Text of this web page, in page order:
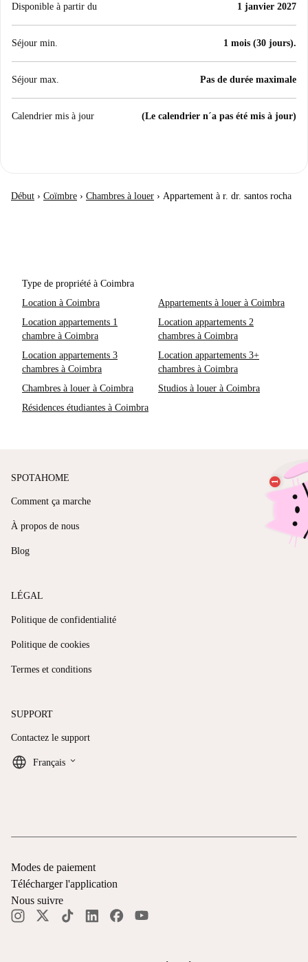
Disponible à partir du 1 janvier 2027
Séjour min. 1 mois (30 jours).
Séjour max. Pas de durée maximale
Calendrier mis à jour (Le calendrier n´a pas été mis à jour)
Début › Coïmbre › Chambres à louer › Appartement à r. dr. santos rocha
Type de propriété à Coimbra
Location à Coimbra
Appartements à louer à Coimbra
Location appartements 1
chambre à Coimbra
Location appartements 2
chambres à Coimbra
Location appartements 3
chambres à Coimbra
Location appartements 3+
chambres à Coimbra
Chambres à louer à Coimbra
Studios à louer à Coimbra
Résidences étudiantes à Coimbra
SPOTAHOME
Comment ça marche
À propos de nous
Blog
LÉGAL
Politique de confidentialité
Politique de cookies
Termes et conditions
SUPPORT
Contactez le support
Français keyboard_arrow_down
Modes de paiement
Télécharger l'application
Nous suivre